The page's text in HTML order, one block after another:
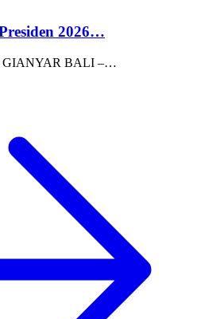
2026…
GIANYAR BALI –…